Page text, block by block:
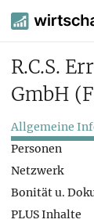
R.C.S.
GmbH
Allgemeine
Personen
Netzwerk
Bonität u.
PLUS Inhalte